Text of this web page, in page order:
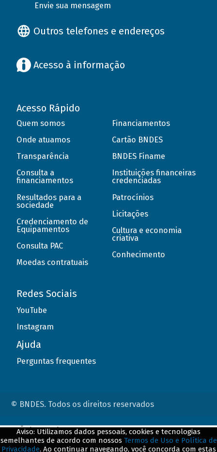
Envie sua mensagem
Outros telefones e endereços
Acesso à informação
Acesso Rápido
Quem somos
Onde atuamos
Transparência
Consulta a
financiamentos
Resultados para a
sociedade
Credenciamento de
Equipamentos
Consulta PAC
Moedas contratuais
Financiamentos
Cartão BNDES
BNDES Finame
Instituições financeiras
credenciadas
Patrocínios
Licitações
Cultura e economia
criativa
Conhecimento
Redes Sociais
YouTube
Instagram
Ajuda
Perguntas frequentes
© BNDES. Todos os direitos reservados
Aviso: Utilizamos dados pessoais, cookies e tecnologias
semelhantes de acordo com nossos Termos de Uso e Política de
Privacidade. Ao continuar navegando, você concorda com estas
ConteÃºdo complementar
${title}${badge}